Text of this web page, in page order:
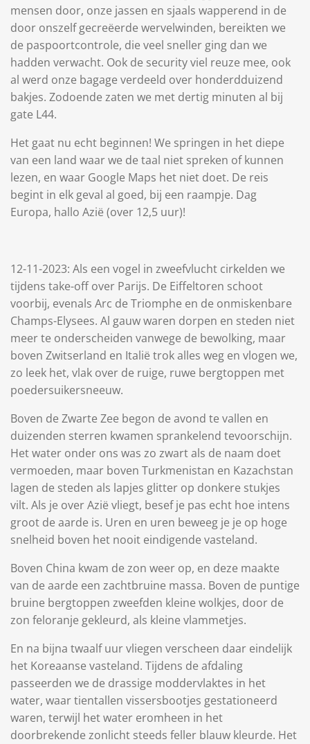
mensen door, onze jassen en sjaals wapperend in de
door onszelf gecreëerde wervelwinden, bereikten we
de paspoortcontrole, die veel sneller ging dan we
hadden verwacht. Ook de security viel reuze mee, ook
al werd onze bagage verdeeld over honderdduizend
bakjes. Zodoende zaten we met dertig minuten al bij
gate L44.
Het gaat nu echt beginnen! We springen in het diepe
van een land waar we de taal niet spreken of kunnen
lezen, en waar Google Maps het niet doet. De reis
begint in elk geval al goed, bij een raampje. Dag
Europa, hallo Azië (over 12,5 uur)!
12-11-2023: Als een vogel in zweefvlucht cirkelden we
tijdens take-off over Parijs. De Eiffeltoren schoot
voorbij, evenals Arc de Triomphe en de onmiskenbare
Champs-Elysees. Al gauw waren dorpen en steden niet
meer te onderscheiden vanwege de bewolking, maar
boven Zwitserland en Italië trok alles weg en vlogen we,
zo leek het, vlak over de ruige, ruwe bergtoppen met
poedersuikersneeuw.
Boven de Zwarte Zee begon de avond te vallen en
duizenden sterren kwamen sprankelend tevoorschijn.
Het water onder ons was zo zwart als de naam doet
vermoeden, maar boven Turkmenistan en Kazachstan
lagen de steden als lapjes glitter op donkere stukjes
vilt. Als je over Azië vliegt, besef je pas echt hoe intens
groot de aarde is. Uren en uren beweeg je je op hoge
snelheid boven het nooit eindigende vasteland.
Boven China kwam de zon weer op, en deze maakte
van de aarde een zachtbruine massa. Boven de puntige
bruine bergtoppen zweefden kleine wolkjes, door de
zon feloranje gekleurd, als kleine vlammetjes.
En na bijna twaalf uur vliegen verscheen daar eindelijk
het Koreaanse vasteland. Tijdens de afdaling
passeerden we de drassige moddervlaktes in het
water, waar tientallen vissersbootjes gestationeerd
waren, terwijl het water eromheen in het
doorbrekende zonlicht steeds feller blauw kleurde. Het